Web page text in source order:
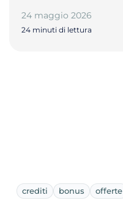
24 maggio 2026
24 minuti di lettura
crediti bonus offerte